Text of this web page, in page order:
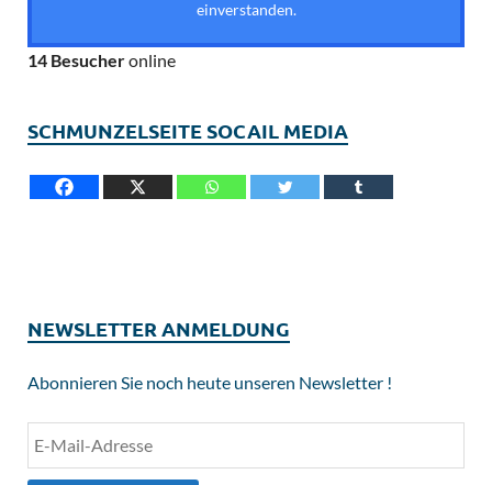
einverstanden.
14 Besucheronline
SCHMUNZELSEITE SOCAIL MEDIA
NEWSLETTER ANMELDUNG
Abonnieren Sie noch heute unseren Newsletter !